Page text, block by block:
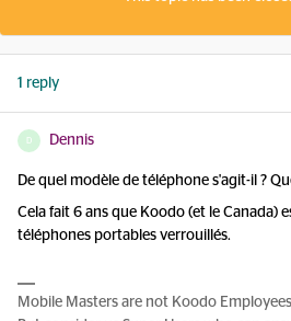
1 reply
D Dennis
De quel modèle de téléphone s'agit-il ?
Cela fait 6 ans que Koodo (et le Canada)
téléphones portables verrouillés.
Mobile Masters are not Koodo